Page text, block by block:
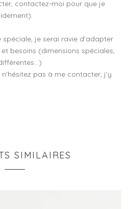
contactez-moi pour que je
je serai ravie d’adapter
besoins (dimensions spéciales,
pas à me contacter, j’y
SIMILAIRES